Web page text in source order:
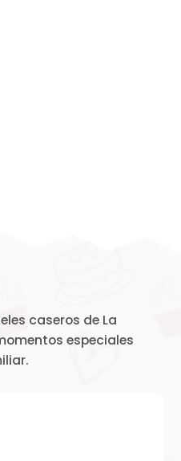
caseros de La
especiales